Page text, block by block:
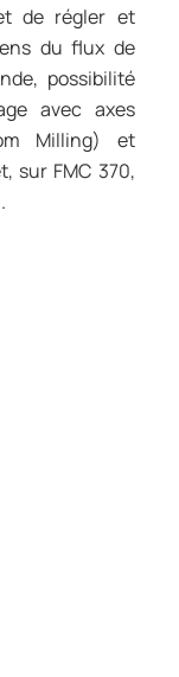
de régler et
du flux de
possibilité
avec axes
Milling) et
sur FMC 370,